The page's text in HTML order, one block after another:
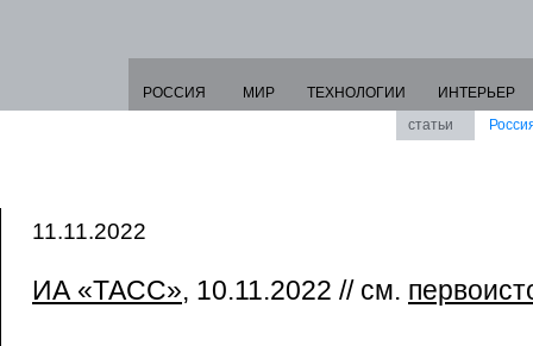
РОССИЯ МИР ТЕХНОЛОГИИ
ИНТЕРЬЕР
статьи
11.11.2022
ИА «ТАСС», 10.11.2022 // см.